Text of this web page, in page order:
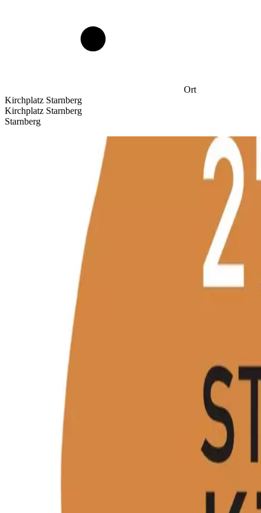
Ort
Kirchplatz Starnberg
Kirchplatz Starnberg
Starnberg